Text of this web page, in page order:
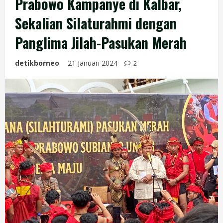
Sekalian Silaturahmi dengan
Panglima Jilah-Pasukan Merah
detikborneo 21 Januari 2024 2